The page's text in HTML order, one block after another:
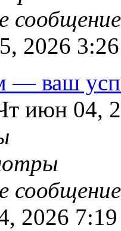
2026
— ваш
июн 04,
2026